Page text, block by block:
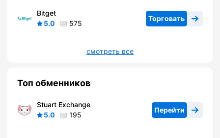
Bitget
5.0
575
Торговать
смотреть все
Топ обменников
Stuart Exchange
5.0
195
Перейти